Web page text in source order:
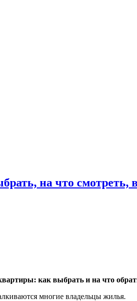
на что смотреть,
как выбрать и на что
многие владельцы жилья.